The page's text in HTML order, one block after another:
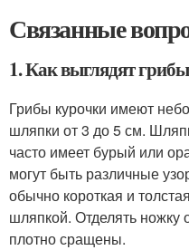
Связанные
1. Как выглядят
Грибы курочки имеют
шляпки от 3 до 5 см.
часто имеет бурый или
могут быть различные
обычно короткая и
шляпкой. Отделять ножку
плотно сращены.